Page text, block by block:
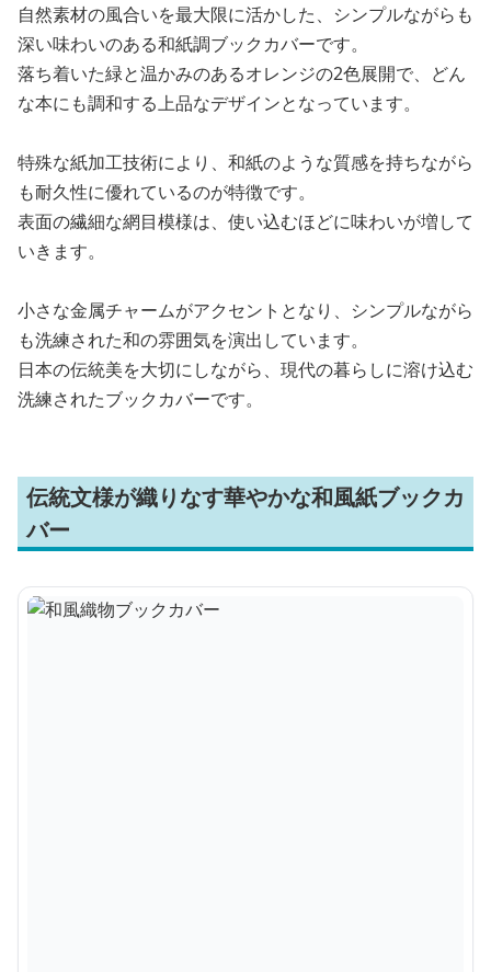
自然素材の風合いを最大限に活かした、シンプルながらも
深い味わいのある和紙調ブックカバーです。
落ち着いた緑と温かみのあるオレンジの2色展開で、どん
な本にも調和する上品なデザインとなっています。
特殊な紙加工技術により、和紙のような質感を持ちながら
も耐久性に優れているのが特徴です。
表面の繊細な網目模様は、使い込むほどに味わいが増して
いきます。
小さな金属チャームがアクセントとなり、シンプルながら
も洗練された和の雰囲気を演出しています。
日本の伝統美を大切にしながら、現代の暮らしに溶け込む
洗練されたブックカバーです。
伝統文様が織りなす華やかな和風紙ブックカ
バー